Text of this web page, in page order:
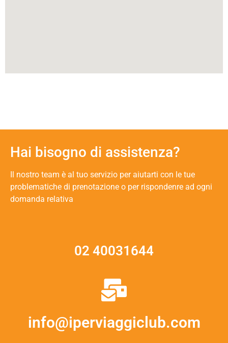
Hai bisogno di assistenza?
Il nostro team è al tuo servizio per aiutarti con le tue
problematiche di prenotazione o per rispondenre ad ogni
domanda relativa
02 40031644
info@iperviaggiclub.com